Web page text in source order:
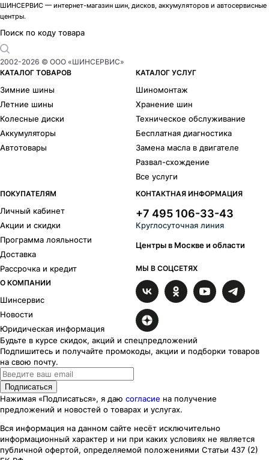
ШИНСЕРВИС — интернет-магазин шин, дисков, аккумуляторов и автосервисные
центры.
Поиск по коду товара
2002-2026 © ООО «ШИНСЕРВИС»
КАТАЛОГ ТОВАРОВ
Зимние шины
Летние шины
Колесные диски
Аккумуляторы
Автотовары
КАТАЛОГ УСЛУГ
Шиномонтаж
Хранение шин
Техническое обслуживание
Бесплатная диагностика
Замена масла в двигателе
Развал-схождение
Все услуги
ПОКУПАТЕЛЯМ
Личный кабинет
Акции и скидки
Программа лояльности
Доставка
Рассрочка и кредит
О КОМПАНИИ
Шинсервис
Новости
Юридическая информация
КОНТАКТНАЯ ИНФОРМАЦИЯ
+7 495 106-33-43
Круглосуточная линия
Центры в Москве и области
МЫ В СОЦСЕТЯХ
Будьте в курсе скидок, акций и спецпредложений
Подпишитесь и получайте промокоды, акции и подборки товаров
на свою почту.
Подписаться
Нажимая «Подписаться», я даю согласие на получение
предложений и новостей о товарах и услугах.
Вся информация на данном сайте несёт исключительно
информационный характер и ни при каких условиях не является
публичной офертой, определяемой положениями Статьи 437 (2)